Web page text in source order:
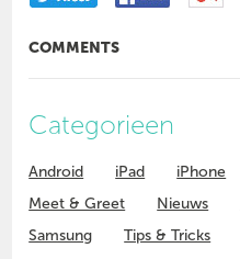
COMMENTS
Categorieen
Android iPad iPhone
Meet & Greet
Nieuws
Samsung
Tips & Tricks